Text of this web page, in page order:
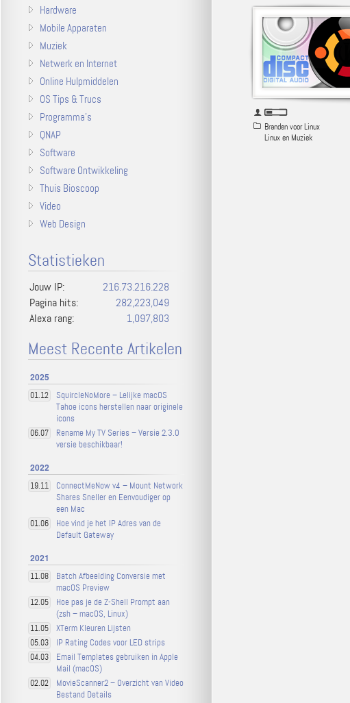
Branden voor Linux
Linux en Muziek
Hardware
Mobile Apparaten
Muziek
Netwerk en Internet
Online Hulpmiddelen
OS Tips & Trucs
Programma's
QNAP
Software
Software Ontwikkeling
Thuis Bioscoop
Video
Web Design
Statistieken
Jouw IP:
216.73.216.228
Pagina hits:
282,223,049
Alexa rang:
1,097,803
Meest Recente Artikelen
2025
01.12
SquircleNoMore – Lelijke macOS
Tahoe icons herstellen naar originele
icons
06.07
Rename My TV Series – Versie 2.3.0
versie beschikbaar!
2022
19.11
ConnectMeNow v4 – Mount Network
Shares Sneller en Eenvoudiger op
een Mac
01.06
Hoe vind je het IP Adres van de
Default Gateway
2021
11.08
Batch Afbeelding Conversie met
macOS Preview
12.05
Hoe pas je de Z-Shell Prompt aan
(zsh – macOS, Linux)
11.05 XTerm Kleuren Lijsten
05.03 IP Rating Codes voor LED strips
04.03
Email Templates gebruiken in Apple
Mail (macOS)
02.02
MovieScanner2 – Overzicht van Video
Bestand Details